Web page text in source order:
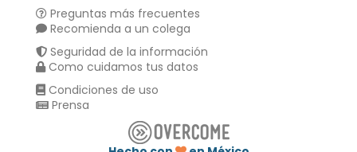
Preguntas más frecuentes
Recomienda a un colega
Seguridad de la información
Como cuidamos tus datos
Condiciones de uso
Prensa